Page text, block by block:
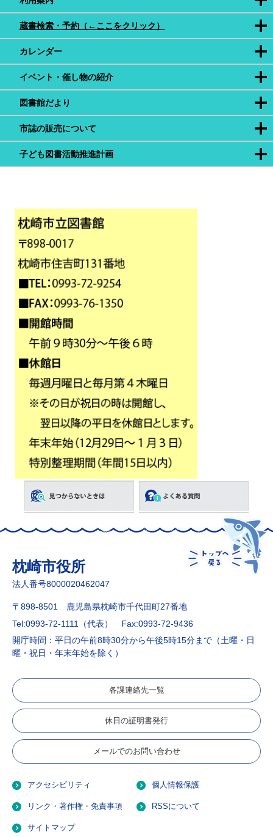
蔵書検索・予約（←ここをクリック）
カレンダー
イベント・催し物の紹介
図書館だより
市誌の販売について
子ども図書活動推進計画
枕崎市役所
法人番号8000020462047
〒898-8501 鹿児島県枕崎市千代田町27番地
Tel:0993-72-1111（代表）
Fax:0993-72-9436
開庁時間：平日の午前8時30分から午後5時15分まで（土曜・日
曜・祝日・年末年始を除く）
各課連絡先一覧
休日の証明書発行
メールでのお問い合わせ
アクセシビリティ 個人情報保護
リンク・著作権・免責事項 RSSについて
サイトマップ